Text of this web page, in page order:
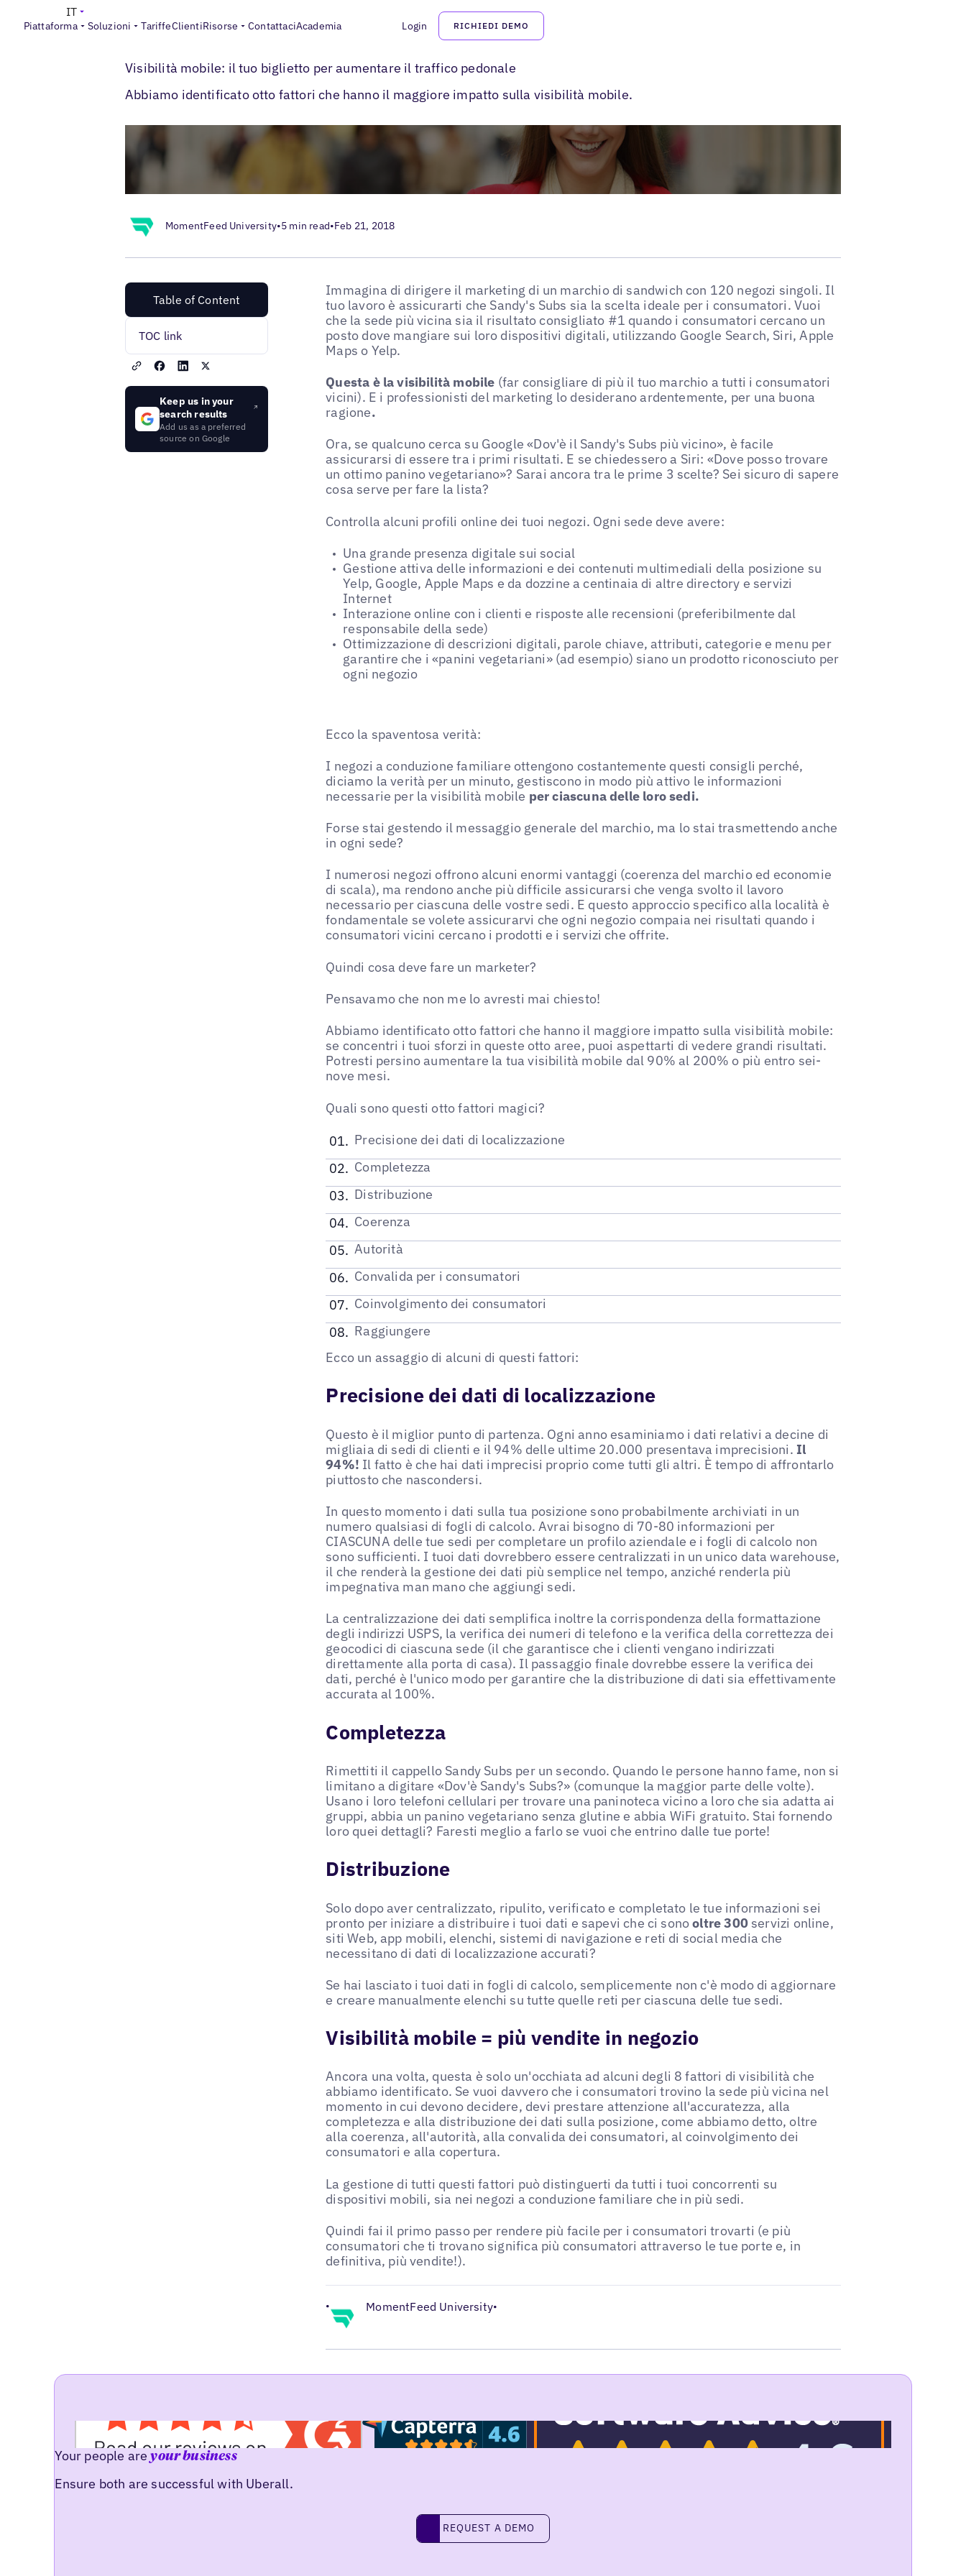
Piattaforma Soluzioni TariffeClientiRisorse ContattaciAcademia Login RICHIEDI DEMO
IT
Blogs> Esperienza cliente locale> Visibilità mobile per le aziende locali
Visibilità mobile: il tuo biglietto per aumentare il traffico pedonale
Abbiamo identificato otto fattori che hanno il maggiore impatto sulla visibilità mobile.
MomentFeed University•5 min read•Feb 21, 2018
Table of Content
TOC link
Keep us in your
search results
Add us as a preferred
source on Google
Immagina di dirigere il marketing di un marchio di sandwich con 120 negozi singoli. Il
tuo lavoro è assicurarti che Sandy's Subs sia la scelta ideale per i consumatori. Vuoi
che la sede più vicina sia il risultato consigliato #1 quando i consumatori cercano un
posto dove mangiare sui loro dispositivi digitali, utilizzando Google Search, Siri, Apple
Maps o Yelp.
Questa è la visibilità mobile (far consigliare di più il tuo marchio a tutti i consumatori
vicini). E i professionisti del marketing lo desiderano ardentemente, per una buona
ragione.
Ora, se qualcuno cerca su Google «Dov'è il Sandy's Subs più vicino», è facile
assicurarsi di essere tra i primi risultati. E se chiedessero a Siri: «Dove posso trovare
un ottimo panino vegetariano»? Sarai ancora tra le prime 3 scelte? Sei sicuro di sapere
cosa serve per fare la lista?
Controlla alcuni profili online dei tuoi negozi. Ogni sede deve avere:
Una grande presenza digitale sui social
Gestione attiva delle informazioni e dei contenuti multimediali della posizione su
Yelp, Google, Apple Maps e da dozzine a centinaia di altre directory e servizi
Internet
Interazione online con i clienti e risposte alle recensioni (preferibilmente dal
responsabile della sede)
Ottimizzazione di descrizioni digitali, parole chiave, attributi, categorie e menu per
garantire che i «panini vegetariani» (ad esempio) siano un prodotto riconosciuto per
ogni negozio
Ecco la spaventosa verità:
I negozi a conduzione familiare ottengono costantemente questi consigli perché,
diciamo la verità per un minuto, gestiscono in modo più attivo le informazioni
necessarie per la visibilità mobile per ciascuna delle loro sedi.
Forse stai gestendo il messaggio generale del marchio, ma lo stai trasmettendo anche
in ogni sede?
I numerosi negozi offrono alcuni enormi vantaggi (coerenza del marchio ed economie
di scala), ma rendono anche più difficile assicurarsi che venga svolto il lavoro
necessario per ciascuna delle vostre sedi. E questo approccio specifico alla località è
fondamentale se volete assicurarvi che ogni negozio compaia nei risultati quando i
consumatori vicini cercano i prodotti e i servizi che offrite.
Quindi cosa deve fare un marketer?
Pensavamo che non me lo avresti mai chiesto!
Abbiamo identificato otto fattori che hanno il maggiore impatto sulla visibilità mobile:
se concentri i tuoi sforzi in queste otto aree, puoi aspettarti di vedere grandi risultati.
Potresti persino aumentare la tua visibilità mobile dal 90% al 200% o più entro sei-
nove mesi.
Quali sono questi otto fattori magici?
Precisione dei dati di localizzazione
Completezza
Distribuzione
Coerenza
Autorità
Convalida per i consumatori
Coinvolgimento dei consumatori
Raggiungere
Ecco un assaggio di alcuni di questi fattori:
Precisione dei dati di localizzazione
Questo è il miglior punto di partenza. Ogni anno esaminiamo i dati relativi a decine di
migliaia di sedi di clienti e il 94% delle ultime 20.000 presentava imprecisioni. Il
94%! Il fatto è che hai dati imprecisi proprio come tutti gli altri. È tempo di affrontarlo
piuttosto che nascondersi.
In questo momento i dati sulla tua posizione sono probabilmente archiviati in un
numero qualsiasi di fogli di calcolo. Avrai bisogno di 70-80 informazioni per
CIASCUNA delle tue sedi per completare un profilo aziendale e i fogli di calcolo non
sono sufficienti. I tuoi dati dovrebbero essere centralizzati in un unico data warehouse,
il che renderà la gestione dei dati più semplice nel tempo, anziché renderla più
impegnativa man mano che aggiungi sedi.
La centralizzazione dei dati semplifica inoltre la corrispondenza della formattazione
degli indirizzi USPS, la verifica dei numeri di telefono e la verifica della correttezza dei
geocodici di ciascuna sede (il che garantisce che i clienti vengano indirizzati
direttamente alla porta di casa). Il passaggio finale dovrebbe essere la verifica dei
dati, perché è l'unico modo per garantire che la distribuzione di dati sia effettivamente
accurata al 100%.
Completezza
Rimettiti il cappello Sandy Subs per un secondo. Quando le persone hanno fame, non si
limitano a digitare «Dov'è Sandy's Subs?» (comunque la maggior parte delle volte).
Usano i loro telefoni cellulari per trovare una paninoteca vicino a loro che sia adatta ai
gruppi, abbia un panino vegetariano senza glutine e abbia WiFi gratuito. Stai fornendo
loro quei dettagli? Faresti meglio a farlo se vuoi che entrino dalle tue porte!
Distribuzione
Solo dopo aver centralizzato, ripulito, verificato e completato le tue informazioni sei
pronto per iniziare a distribuire i tuoi dati e sapevi che ci sonooltre 300servizi online,
siti Web, app mobili, elenchi, sistemi di navigazione e reti di social media che
necessitano di dati di localizzazione accurati?
Se hai lasciato i tuoi dati in fogli di calcolo, semplicemente non c'è modo di aggiornare
e creare manualmente elenchi su tutte quelle reti per ciascuna delle tue sedi.
Visibilità mobile = più vendite in negozio
Ancora una volta, questa è solo un'occhiata ad alcuni degli 8 fattori di visibilità che
abbiamo identificato. Se vuoi davvero che i consumatori trovino la sede più vicina nel
momento in cui devono decidere, devi prestare attenzione all'accuratezza, alla
completezza e alla distribuzione dei dati sulla posizione, come abbiamo detto, oltre
alla coerenza, all'autorità, alla convalida dei consumatori, al coinvolgimento dei
consumatori e alla copertura.
La gestione di tutti questi fattori può distinguerti da tutti i tuoi concorrenti su
dispositivi mobili, sia nei negozi a conduzione familiare che in più sedi.
Quindi fai il primo passo per rendere più facile per i consumatori trovarti (e più
consumatori che ti trovano significa più consumatori attraverso le tue porte e, in
definitiva, più vendite!).
• MomentFeed University•
Your people areyour business
Ensure both are successful with Uberall.
Request a demo
REQUEST A DEMO